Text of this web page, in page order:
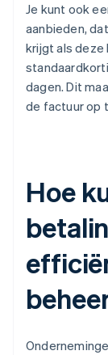
Je kunt ook
aanbieden,
krijgt als deze
dagen. Dit
de factuur op
Hoe